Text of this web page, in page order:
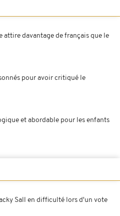
attire davantage de français que le
pour avoir critiqué le
et abordable pour les enfants
Sall en difficulté lors d'un vote